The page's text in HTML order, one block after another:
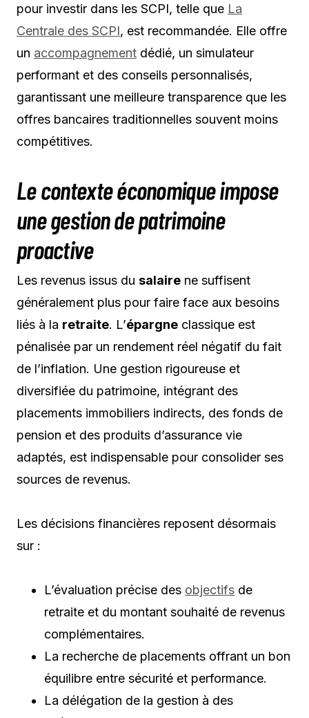
pour investir dans les SCPI, telle que La
Centrale des SCPI, est recommandée. Elle offre
un accompagnement dédié, un simulateur
performant et des conseils personnalisés,
garantissant une meilleure transparence que les
offres bancaires traditionnelles souvent moins
compétitives.
Le contexte économique impose
une gestion de patrimoine
proactive
Les revenus issus du salaire ne suffisent
généralement plus pour faire face aux besoins
liés à la retraite. L’épargne classique est
pénalisée par un rendement réel négatif du fait
de l’inflation. Une gestion rigoureuse et
diversifiée du patrimoine, intégrant des
placements immobiliers indirects, des fonds de
pension et des produits d’assurance vie
adaptés, est indispensable pour consolider ses
sources de revenus.
Les décisions financières reposent désormais
sur :
L’évaluation précise des objectifs de
retraite et du montant souhaité de revenus
complémentaires.
La recherche de placements offrant un bon
équilibre entre sécurité et performance.
La délégation de la gestion à des